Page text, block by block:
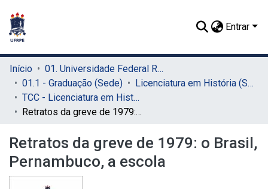
Entrar
Início
01. Universidade Federal Rural de Pernambuco - UFRPE (Sede)
01.1 - Graduação (Sede)
Licenciatura em História (Sede)
TCC - Licenciatura em História (Sede)
Retratos da greve de 1979: o Brasil, Pernambuco, a escola
Retratos da greve de 1979: o Brasil,
Pernambuco, a escola